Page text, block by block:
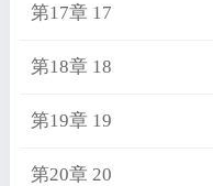
第17章 17
第18章 18
第19章 19
第20章 20